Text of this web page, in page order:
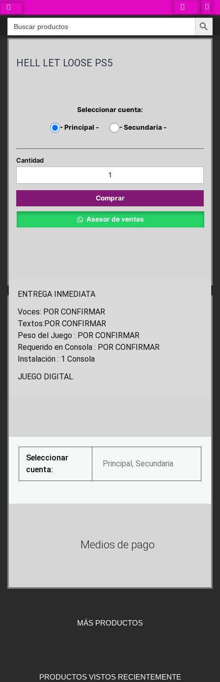
Ir
al
contenido
Search
for:
Search Button
HELL LET LOOSE PS5
Seleccionar cuenta:
-Principal - -Secundaria-
HELL
LOOSE
cantidad
Comprar
Asesor de ventas
ENTREGA INMEDIATA
Voces: POR CONFIRMAR
Textos:POR CONFIRMAR
Peso del Juego : POR CONFIRMAR
Requerido en Consola : POR CONFIRMAR
Instalación : 1 Consola
JUEGO DIGITAL
Seleccionar
cuenta:
Principal, Secundaria
Medios de pago
MÁS PRODUCTOS
PRODUCTOS VISTOS RECIENTEMENTE